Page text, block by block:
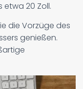
etwa 20 Zoll.
die Vorzüge des
genießen.